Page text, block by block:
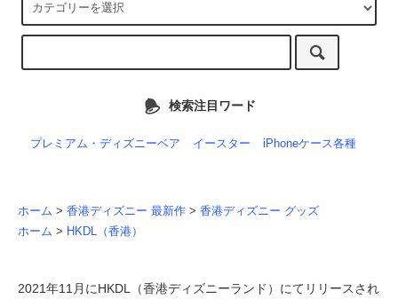
検索注目ワード
プレミアム・ディズニーベア イースター iPhoneケース各種
ホーム > 香港ディズニー 最新作 > 香港ディズニー グッズ
ホーム > HKDL（香港）
2021年11月にHKDL（香港ディズニーランド）にてリリースされ